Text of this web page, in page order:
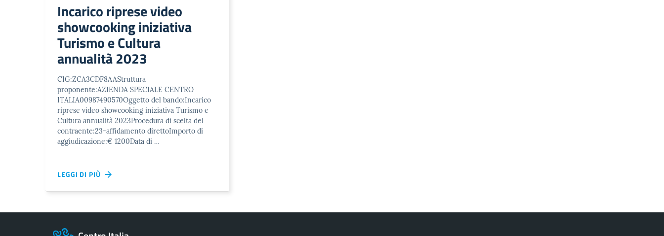
Incarico riprese video
showcooking iniziativa
Turismo e Cultura
annualità 2023
CIG:ZCA3CDF8AAStruttura
proponente:AZIENDA SPECIALE CENTRO
ITALIA00987490570Oggetto del bando:Incarico
riprese video showcooking iniziativa Turismo e
Cultura annualità 2023Procedura di scelta del
contraente:23-affidamento direttoImporto di
aggiudicazione:€ 1200Data di …
LEGGI DI PIÙ